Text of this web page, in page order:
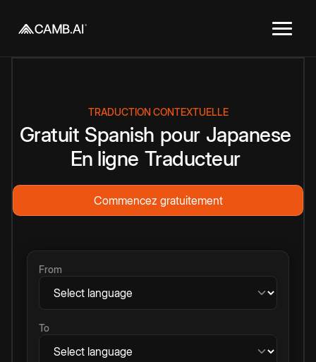
TRADUCTION CONTEXTUELLE
Gratuit Spanish pour Japanese
En ligne Traducteur
Commencez gratuitement
From
To